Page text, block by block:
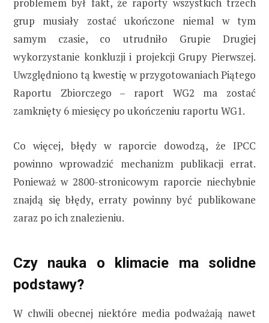
grup musiały zostać ukończone niemal w tym
samym czasie, co utrudniło Grupie Drugiej
wykorzystanie konkluzji i projekcji Grupy Pierwszej.
Uwzględniono tą kwestię w przygotowaniach Piątego
Raportu Zbiorczego – raport WG2 ma zostać
zamknięty 6 miesięcy po ukończeniu raportu WG1.
Co więcej, błędy w raporcie dowodzą, że IPCC
powinno wprowadzić mechanizm publikacji errat.
Ponieważ w 2800-stronicowym raporcie niechybnie
znajdą się błędy, erraty powinny być publikowane
zaraz po ich znalezieniu.
Czy nauka o klimacie ma solidne
podstawy?
W chwili obecnej niektóre media podważają nawet